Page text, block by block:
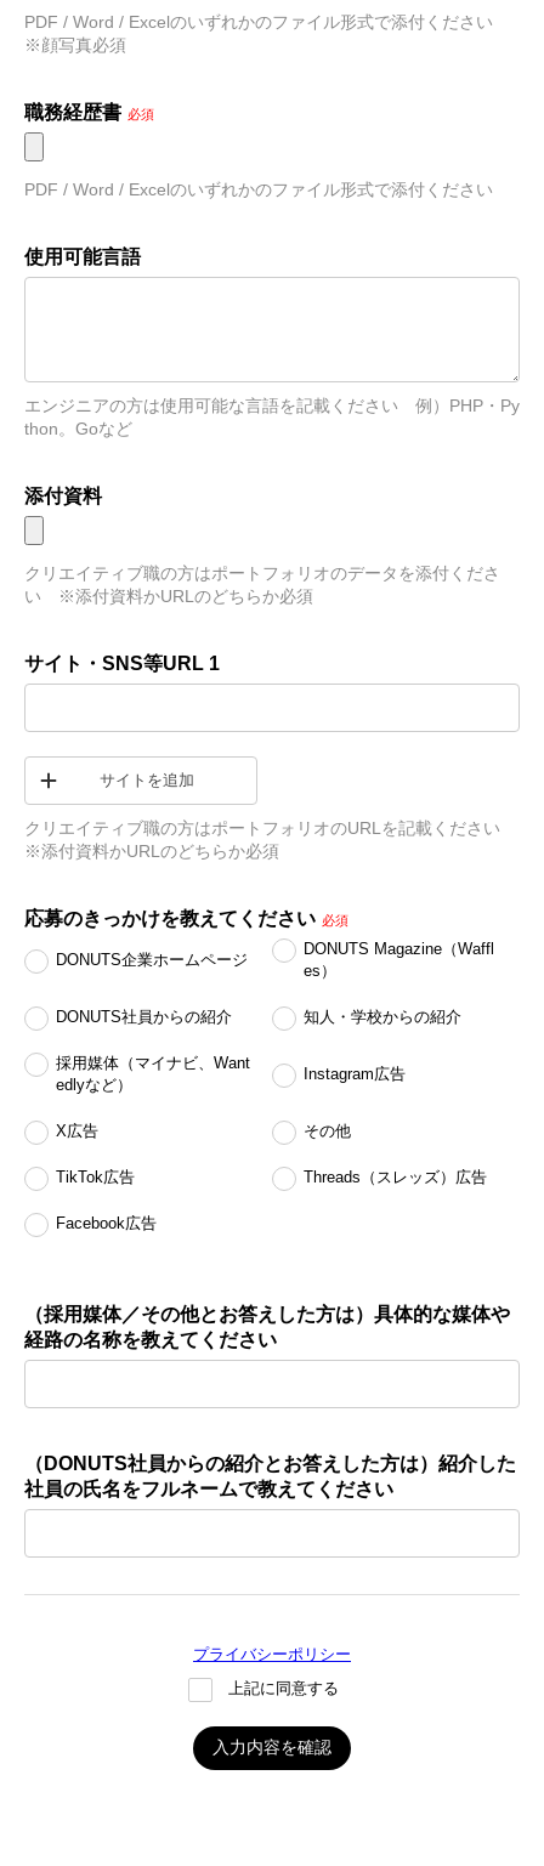
PDF / Word / Excelのいずれかのファイル形式で添付ください
※顔写真必須
職務経歴書 必須
PDF / Word / Excelのいずれかのファイル形式で添付ください
使用可能言語
エンジニアの方は使用可能な言語を記載ください　例）PHP・Py
thon。Goなど
添付資料
クリエイティブ職の方はポートフォリオのデータを添付くださ
い　※添付資料かURLのどちらか必須
サイト・SNS等URL 1
サイトを追加
クリエイティブ職の方はポートフォリオのURLを記載ください
※添付資料かURLのどちらか必須
応募のきっかけを教えてください 必須
DONUTS企業ホームページ
DONUTS Magazine（Waffl
es）
DONUTS社員からの紹介 知人・学校からの紹介
採用媒体（マイナビ、Want
edlyなど）
Instagram広告
X広告 その他
TikTok広告 Threads（スレッズ）広告
Facebook広告
（採用媒体／その他とお答えした方は）具体的な媒体や
経路の名称を教えてください
（DONUTS社員からの紹介とお答えした方は）紹介した
社員の氏名をフルネームで教えてください
プライバシーポリシー
上記に同意する
入力内容を確認